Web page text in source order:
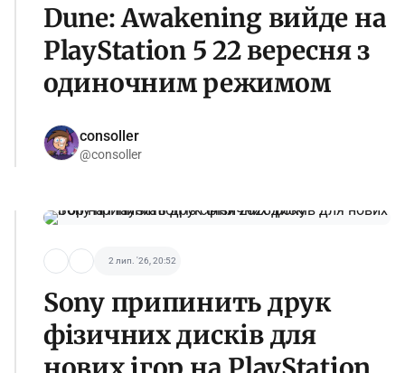
Dune: Awakening вийде на
PlayStation 5 22 вересня з
одиночним режимом
consoller
@consoller
2 лип. '26, 20:52
Sony припинить друк
фізичних дисків для